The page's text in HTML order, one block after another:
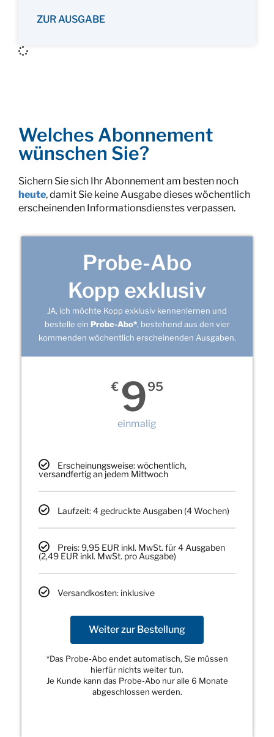
ZUR AUSGABE
Welches Abonnement
wünschen Sie?
Sichern Sie sich Ihr Abonnement am besten noch
heute, damit Sie keine Ausgabe dieses wöchentlich
erscheinenden Informationsdienstes verpassen.
Probe-Abo
Kopp exklusiv
JA, ich möchte Kopp exklusiv kennenlernen und
bestelle ein Probe-Abo*, bestehend aus den vier
kommenden wöchentlich erscheinenden Ausgaben.
€ 995
einmalig
Erscheinungsweise: wöchentlich,
versandfertig an jedem Mittwoch
Laufzeit: 4 gedruckte Ausgaben (4 Wochen)
Preis: 9,95 EUR inkl. MwSt. für 4 Ausgaben
(2,49 EUR inkl. MwSt. pro Ausgabe)
Versandkosten: inklusive
Weiter zur Bestellung
*Das Probe-Abo endet automatisch, Sie müssen
hierfür nichts weiter tun.
Je Kunde kann das Probe-Abo nur alle 6 Monate
abgeschlossen werden.